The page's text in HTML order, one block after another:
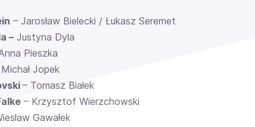
– Jarosław Bielecki / Łukasz Seremet
– Justyna Dyla
Pieszka
Jopek
– Tomasz Białek
– Krzysztof Wierzchowski
Gawałek